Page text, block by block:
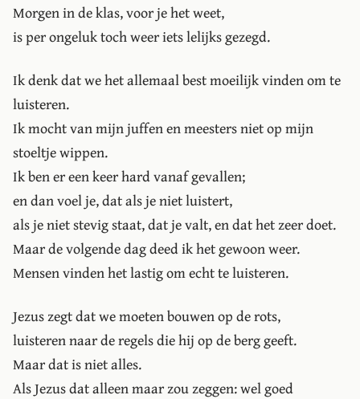
Morgen in de klas, voor je het weet,
is per ongeluk toch weer iets lelijks gezegd.
Ik denk dat we het allemaal best moeilijk vinden om te
luisteren.
Ik mocht van mijn juffen en meesters niet op mijn
stoeltje wippen.
Ik ben er een keer hard vanaf gevallen;
en dan voel je, dat als je niet luistert,
als je niet stevig staat, dat je valt, en dat het zeer doet.
Maar de volgende dag deed ik het gewoon weer.
Mensen vinden het lastig om echt te luisteren.
Jezus zegt dat we moeten bouwen op de rots,
luisteren naar de regels die hij op de berg geeft.
Maar dat is niet alles.
Als Jezus dat alleen maar zou zeggen: wel goed